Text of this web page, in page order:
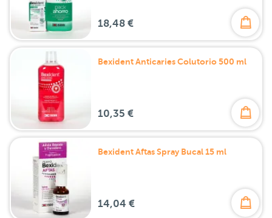
18,48 €
Bexident Anticaries Colutorio 500 ml
10,35 €
Bexident Aftas Spray Bucal 15 ml
14,04 €